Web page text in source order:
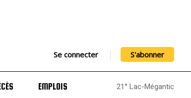
Se connecter S'abonner
EMPLOIS 21° Lac-Mégantic